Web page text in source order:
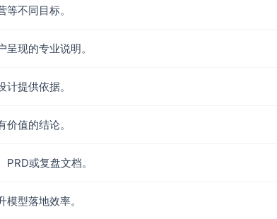
频次效应一致性；对高频段做留出/回溯验证。
曝光应截断。
正则与单调/凹性约束。
累计频次；log1p与分桶并存；加入adstock版本。
不同目标。
现的专业说明。
提供依据。
值的结论。
或复盘文档。
型落地效率。